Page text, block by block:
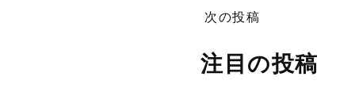
次の投稿
注目の投稿